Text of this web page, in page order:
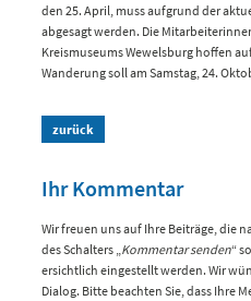
den 25. April, muss aufgrund der
abgesagt werden. Die
Kreismuseums Wewelsburg hoffen
Wanderung soll am Samstag, 24.
zurück
Ihr Kommentar
Wir freuen uns auf Ihre Beiträge, die
des Schalters „Kommentar senden“
ersichtlich eingestellt werden. Wir
Dialog. Bitte beachten Sie, dass Ihre